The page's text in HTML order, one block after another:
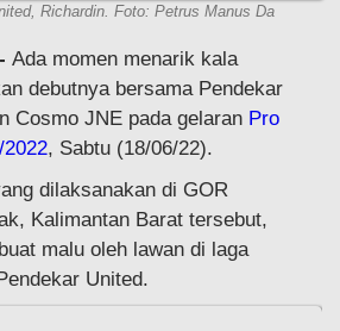
Richardin. Foto: Petrus Manus Da
Ada momen menarik kala
debutnya bersama Pendekar
Cosmo JNE pada gelaran Pro
, Sabtu (18/06/22).
dilaksanakan di GOR
Kalimantan Barat tersebut,
malu oleh lawan di laga
United.